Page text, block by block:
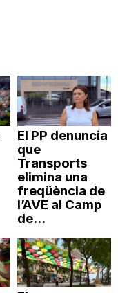
El PP denuncia
que
Transports
elimina una
freqüència de
l’AVE al Camp
de...